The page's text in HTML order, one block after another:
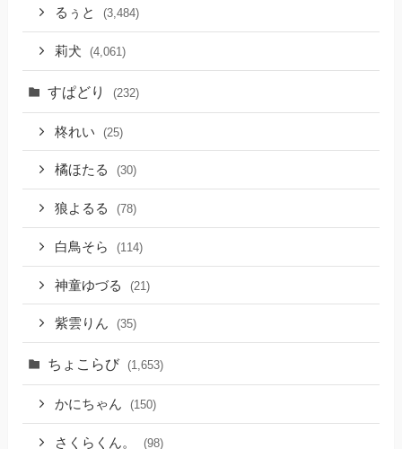
るぅと (3,484)
莉犬 (4,061)
すぱどり (232)
柊れい (25)
橘ほたる (30)
狼よるる (78)
白鳥そら (114)
神童ゆづる (21)
紫雲りん (35)
ちょこらび (1,653)
かにちゃん (150)
さくらくん。 (98)